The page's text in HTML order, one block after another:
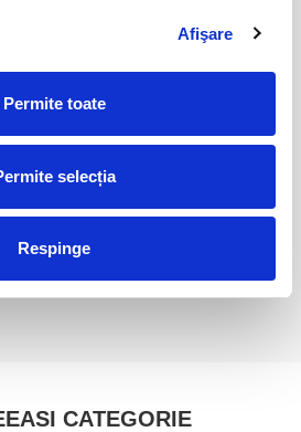
Afişare
Permite toate
selecția
Respinge
50,00 Lei
CATEGORIE